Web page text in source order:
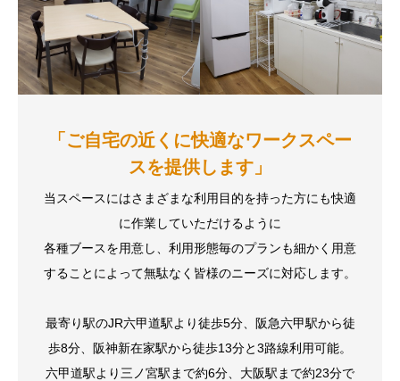
「ご自宅の近くに快適なワークスペー
スを提供します」
当スペースにはさまざまな利用目的を持った方にも快適
に作業していただけるように
各種ブースを用意し、利用形態毎のプランも細かく用意
することによって無駄なく皆様のニーズに対応します。
最寄り駅のJR六甲道駅より徒歩5分、阪急六甲駅から徒
歩8分、阪神新在家駅から徒歩13分と3路線利用可能。
六甲道駅より三ノ宮駅まで約6分、大阪駅まで約23分で